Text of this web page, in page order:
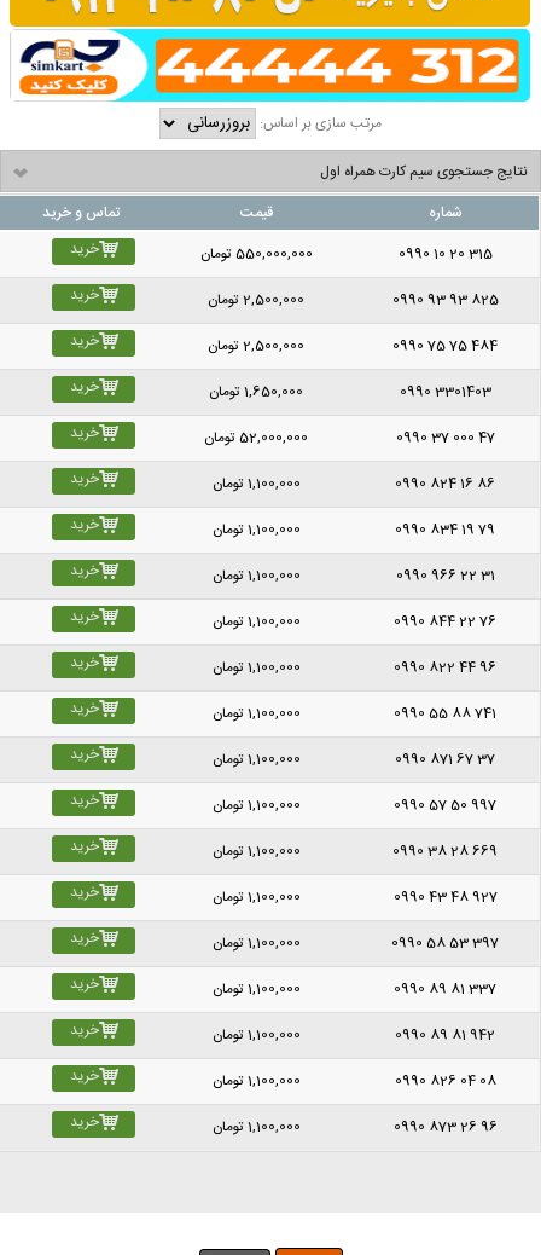
مرتب سازی بر اساس:
نتایج جستجوی سیم کارت همراه اول
شماره
قیمت
تماس و خرید
0990 10 20 315
550,000,000تومان خرید
0990 93 93 825
2,500,000تومان خرید
0990 75 75 484
2,500,000تومان خرید
0990 3301403
1,650,000تومان خرید
0990 37 000 47
52,000,000تومان خرید
0990 824 16 86
1,100,000تومان خرید
0990 834 19 79
1,100,000تومان خرید
0990 966 22 31
1,100,000تومان خرید
0990 844 22 76
1,100,000تومان خرید
0990 822 44 96
1,100,000تومان خرید
0990 55 88 741
1,100,000تومان خرید
0990 871 67 37
1,100,000تومان خرید
0990 57 50 997
1,100,000تومان خرید
0990 38 28 669
1,100,000تومان خرید
0990 43 48 927
1,100,000تومان خرید
0990 58 53 397
1,100,000تومان خرید
0990 89 81 337
1,100,000تومان خرید
0990 89 81 942
1,100,000تومان خرید
0990 826 04 08
1,100,000تومان خرید
0990 873 26 96
1,100,000تومان خرید